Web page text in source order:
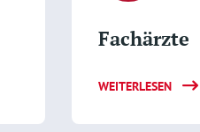
Fachärzte
WEITERLESEN